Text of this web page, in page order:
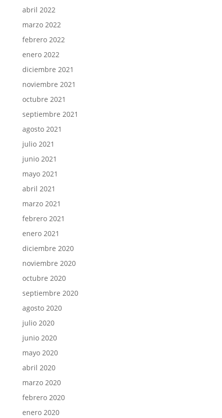
abril 2022
marzo 2022
febrero 2022
enero 2022
diciembre 2021
noviembre 2021
octubre 2021
septiembre 2021
agosto 2021
julio 2021
junio 2021
mayo 2021
abril 2021
marzo 2021
febrero 2021
enero 2021
diciembre 2020
noviembre 2020
octubre 2020
septiembre 2020
agosto 2020
julio 2020
junio 2020
mayo 2020
abril 2020
marzo 2020
febrero 2020
enero 2020